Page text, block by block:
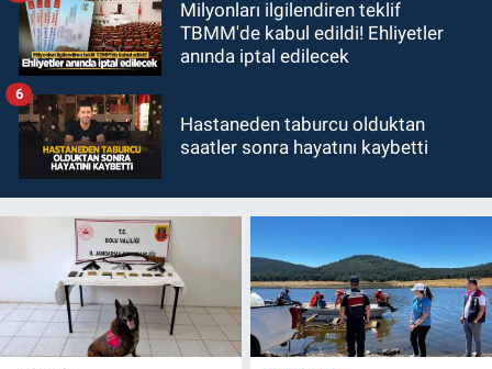
Milyonları ilgilendiren teklif
TBMM'de kabul edildi! Ehliyetler
anında iptal edilecek
Hastaneden taburcu olduktan
saatler sonra hayatını kaybetti
6